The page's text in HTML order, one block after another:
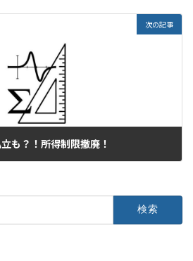
次の記事
も？！所得制限撤廃！